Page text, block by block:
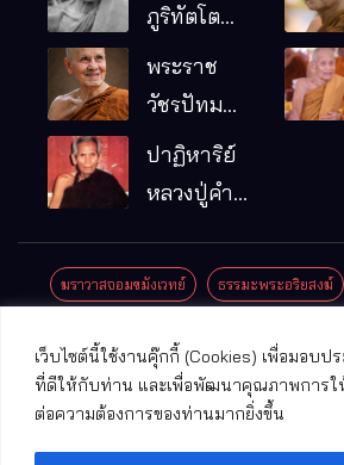
เว็บไซต์นี้ใช้งานคุ๊กกี้ (Cookies) เพื่อมอบป
ที่ดีให้กับท่าน และเพื่อพัฒนาคุณภาพการใ
ต่อความต้องการของท่านมากยิ่งขึ้น
ภูริทัตโต
พระอริยเจ้า
ผู้เป็นบิดา
รมฐาน
พระราช
วัชรปัทม
คุณ (หลวง
ปู่บัวเกตุ
แล้ว วัดป่า
อ.แม่ริม
จ.เชียงใหม่
ปาฏิหาริย์
หลวงปู่คำ
มณี
ฆราวาสจอมขมังเวทย์ ธรรมะพระอริยสงฆ์
ปาฏิหาริย์พระเครื่อง
พระพุทธรูปศักดิ์สิทธิ์ วัดที่สําคัญ